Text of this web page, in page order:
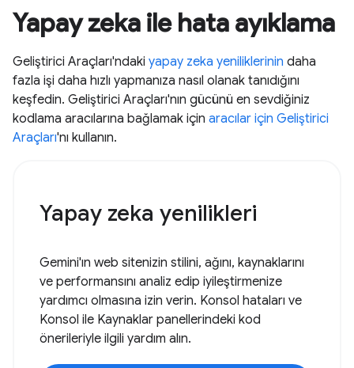
Yapay zeka ile hata ayıklama
Geliştirici Araçları'ndaki yapay zeka yeniliklerinin daha
fazla işi daha hızlı yapmanıza nasıl olanak tanıdığını
keşfedin. Geliştirici Araçları'nın gücünü en sevdiğiniz
kodlama aracılarına bağlamak için aracılar için Geliştirici
Araçları'nı kullanın.
Yapay zeka yenilikleri
Gemini'ın web sitenizin stilini, ağını, kaynaklarını
ve performansını analiz edip iyileştirmenize
yardımcı olmasına izin verin. Konsol hataları ve
Konsol ile Kaynaklar panellerindeki kod
önerileriyle ilgili yardım alın.